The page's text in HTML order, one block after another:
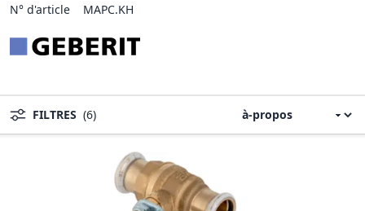
N° d'article MAPC.KH
FILTRES (6)